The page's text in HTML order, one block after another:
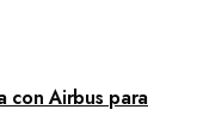
con Airbus para